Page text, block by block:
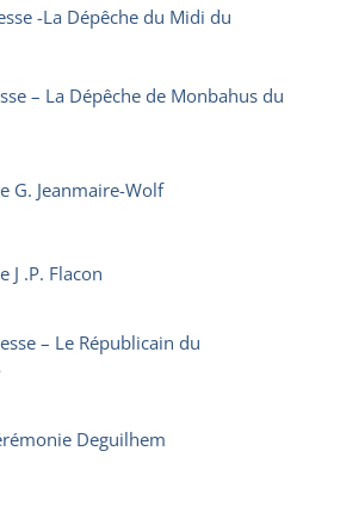
-La Dépêche du Midi du
– La Dépêche de Monbahus du
G. Jeanmaire-Wolf
J .P. Flacon
– Le Républicain du
Deguilhem